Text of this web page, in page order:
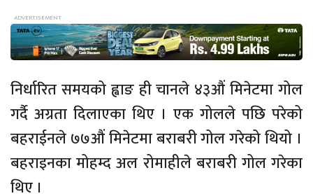
निर्धारित समयको ह्वाङ ही चानले ४३औं मिनेटमा गोल
गर्दै अग्रता दिलाएका थिए । एक गोलले पछि परेको
बहराईनले ७७औं मिनेटमा बराबरी गोल गरेको थियो ।
बहराइनका मोहम्द अल रोमाहीले बराबरी गोल गरेका
थिए ।